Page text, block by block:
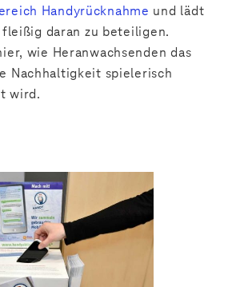
Handyrücknahme und lädt
fleißig daran zu beteiligen.
wie Heranwachsenden das
Nachhaltigkeit spielerisch
wird.